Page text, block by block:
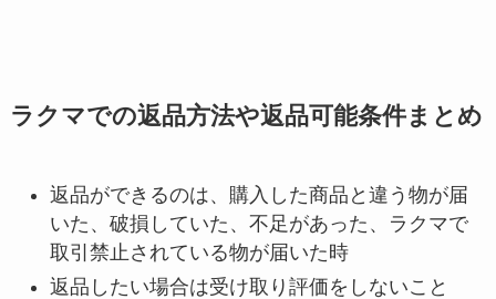
ラクマでの返品方法や返品可能条件まとめ
返品ができるのは、購入した商品と違う物が届
いた、破損していた、不足があった、ラクマで
取引禁止されている物が届いた時
返品したい場合は受け取り評価をしないこと